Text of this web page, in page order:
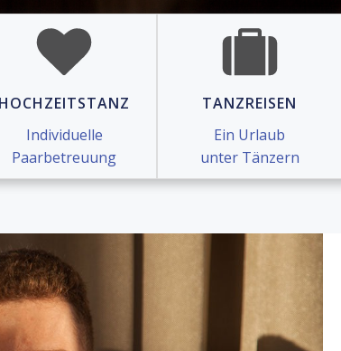
HOCHZEITSTANZ
Individuelle
Paarbetreuung
TANZREISEN
Ein Urlaub
unter Tänzern